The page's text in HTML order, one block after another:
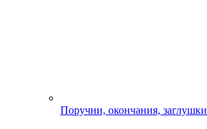
Поручни, окончания, заглушки